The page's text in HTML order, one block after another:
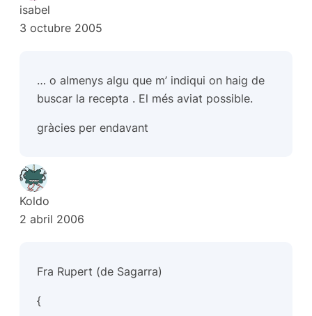
isabel
3 octubre 2005
… o almenys algu que m’ indiqui on haig de
buscar la recepta . El més aviat possible.
gràcies per endavant
Koldo
2 abril 2006
Fra Rupert (de Sagarra)
{